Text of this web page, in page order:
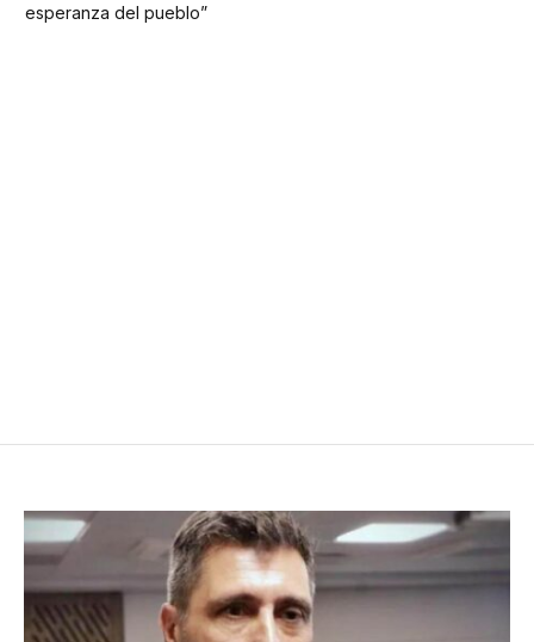
esperanza del pueblo”